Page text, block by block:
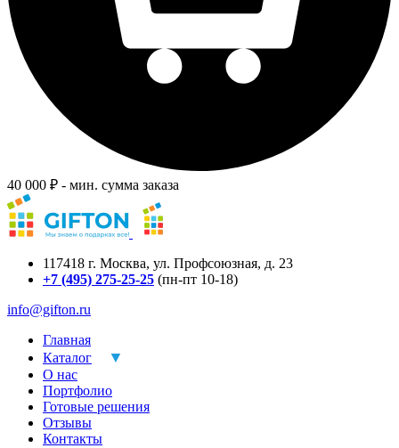
40 000 ₽ - мин. сумма заказа
117418 г. Москва, ул. Профсоюзная, д. 23
+7 (495) 275-25-25 (пн-пт 10-18)
info@gifton.ru
Главная
Каталог
О нас
Портфолио
Готовые решения
Отзывы
Контакты